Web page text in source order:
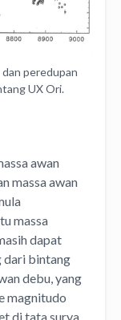
peredupan
UX Ori.
awan
massa awan
massa
dapat
dari bintang
debu, yang
magnitudo
di tata surya